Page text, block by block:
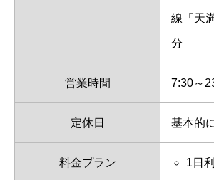
線「天
分
営業時間 7:30～
定休日 基本的
料金プラン 1日